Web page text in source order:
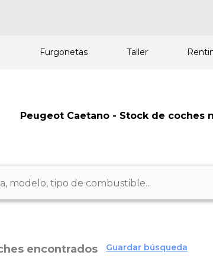
Furgonetas Taller
Peugeot Caetano - Stock de coches
encontrados Guardar búsqueda